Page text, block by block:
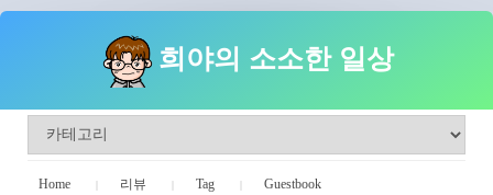
희야의 소소한 일상
Home 리뷰 Tag Guestbook